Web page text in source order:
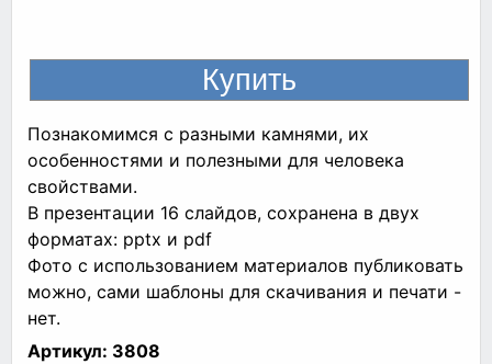
Познакомимся с разными камнями, их
особенностями и полезными для человека
свойствами.
В презентации 16 слайдов, сохранена в двух
форматах: pptx и pdf
Фото с использованием материалов публиковать
можно, сами шаблоны для скачивания и печати -
нет.
Артикул: 3808